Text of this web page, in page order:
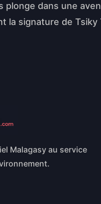
plonge dans une
la signature de
Malagasy au service